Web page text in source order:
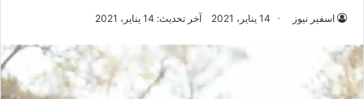
اسفير نيوز 14 يناير، 2021 آخر تحديث: 14 يناير، 2021